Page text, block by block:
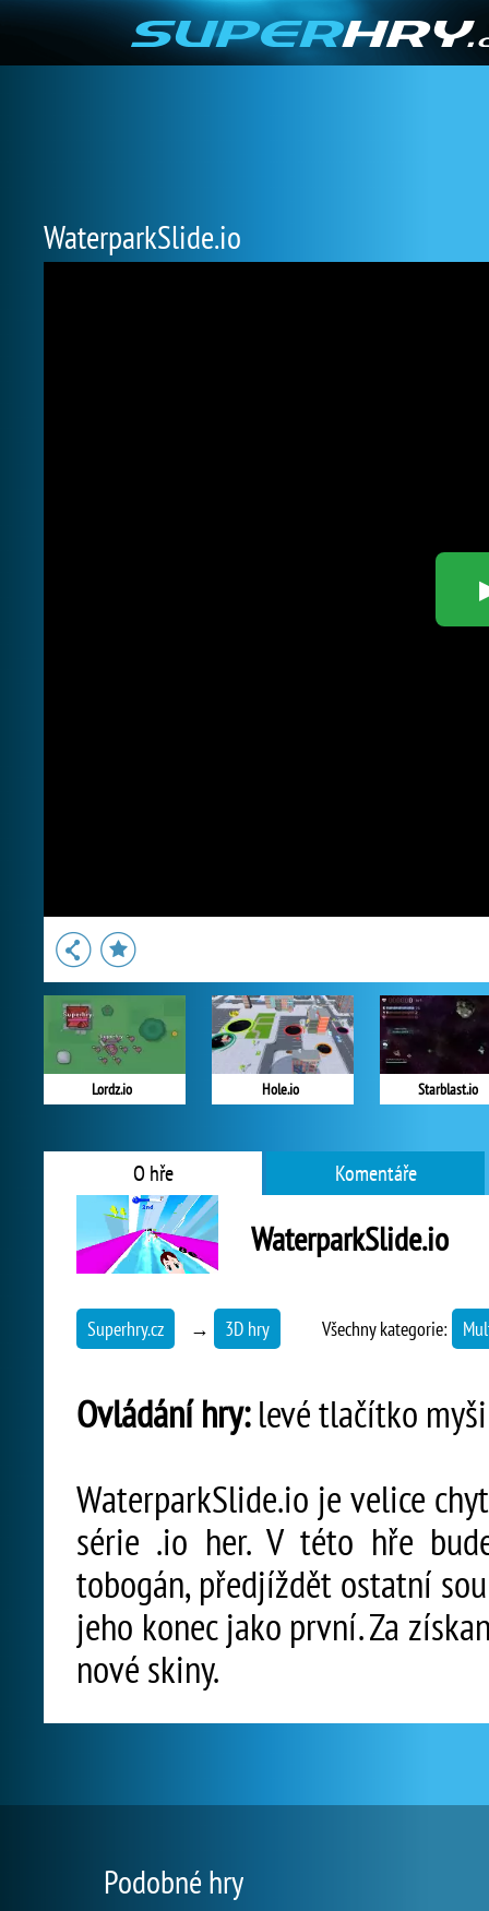
WaterparkSlide.io
Lordz.io Hole.io Starblast.io
O hře Komentáře
WaterparkSlide.io
Superhry.cz → 3D hry Všechny kategorie:
Ovládání hry:levé tlačítko
WaterparkSlide.io je velice
série .io her. V této hře
tobogán, předjíždět ostatní
jeho konec jako první. Za
nové skiny.
Podobné hry